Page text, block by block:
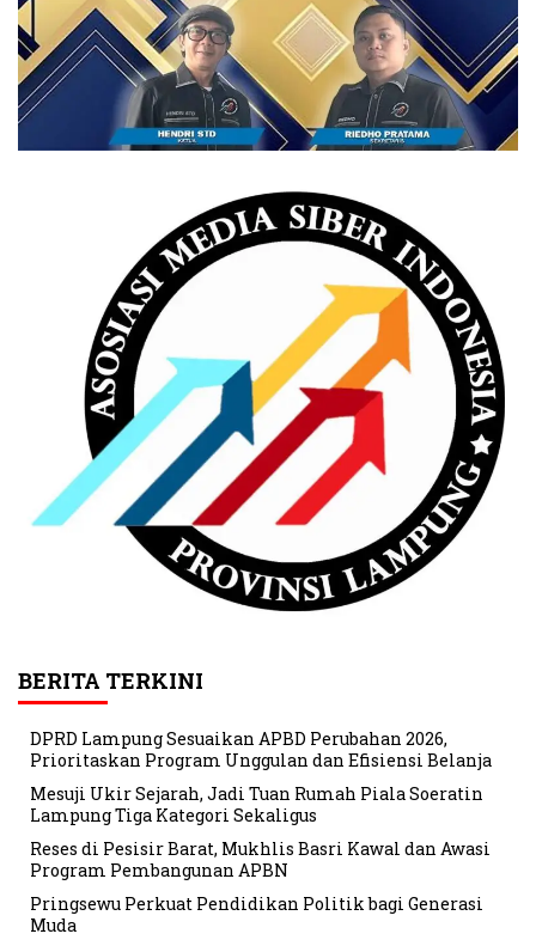
BERITA TERKINI
DPRD Lampung Sesuaikan APBD Perubahan 2026,
Prioritaskan Program Unggulan dan Efisiensi Belanja
Mesuji Ukir Sejarah, Jadi Tuan Rumah Piala Soeratin
Lampung Tiga Kategori Sekaligus
Reses di Pesisir Barat, Mukhlis Basri Kawal dan Awasi
Program Pembangunan APBN
Pringsewu Perkuat Pendidikan Politik bagi Generasi
Muda